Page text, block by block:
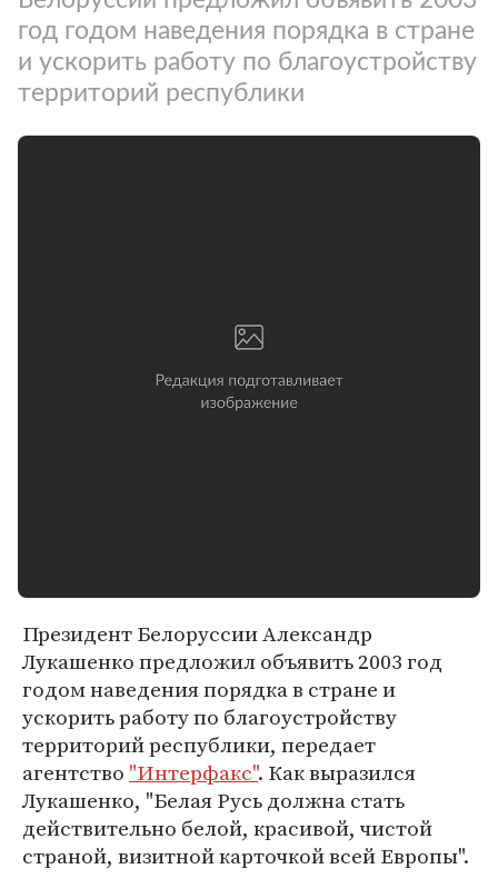
год годом наведения порядка в стране
и ускорить работу по благоустройству
территорий республики
Президент Белоруссии Александр
Лукашенко предложил объявить 2003 год
годом наведения порядка в стране и
ускорить работу по благоустройству
территорий республики, передает
агентство "Интерфакс". Как выразился
Лукашенко, "Белая Русь должна стать
действительно белой, красивой, чистой
страной, визитной карточкой всей Европы".